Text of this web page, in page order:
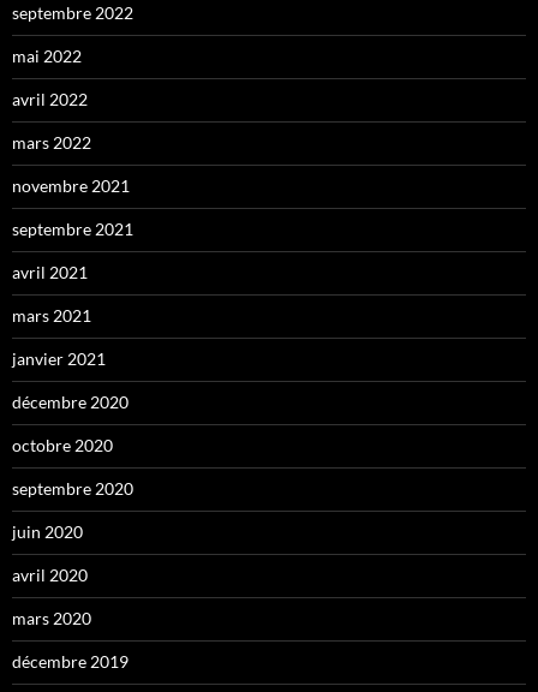
septembre 2022
mai 2022
avril 2022
mars 2022
novembre 2021
septembre 2021
avril 2021
mars 2021
janvier 2021
décembre 2020
octobre 2020
septembre 2020
juin 2020
avril 2020
mars 2020
décembre 2019